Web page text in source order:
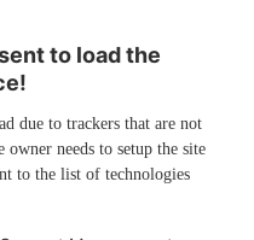
to load the
due to trackers that are not
needs to setup the site
to the list of technologies